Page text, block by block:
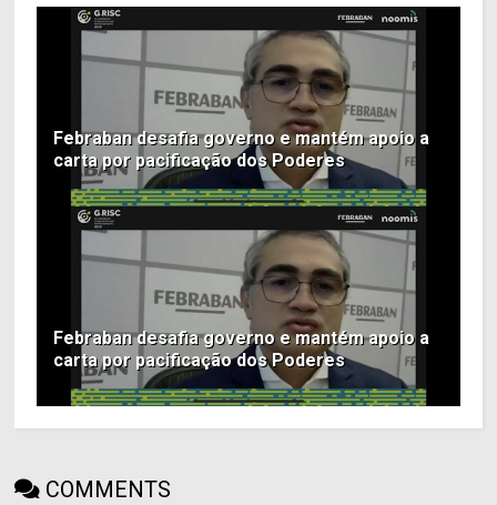
Febraban desafia governo e mantém apoio a
carta por pacificação dos Poderes
Febraban desafia governo e mantém apoio a
carta por pacificação dos Poderes
COMMENTS